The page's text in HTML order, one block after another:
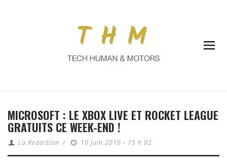
MICROSOFT : LE XBOX LIVE ET ROCKET LEAGUE
GRATUITS CE WEEK-END !
La Redaction / 10 juin 2016 - 15 h 02